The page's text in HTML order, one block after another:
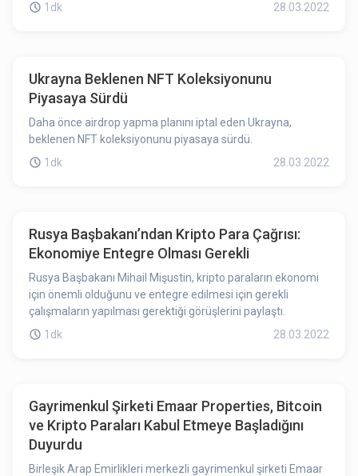
1dk
28.03.2022
Ukrayna Beklenen NFT Koleksiyonunu
Piyasaya Sürdü
Daha önce airdrop yapma planını iptal eden Ukrayna,
beklenen NFT koleksiyonunu piyasaya sürdü.
1dk
28.03.2022
Rusya Başbakanı’ndan Kripto Para Çağrısı:
Ekonomiye Entegre Olması Gerekli
Rusya Başbakanı Mihail Mişustin, kripto paraların ekonomi
için önemli olduğunu ve entegre edilmesi için gerekli
çalışmaların yapılması gerektiği görüşlerini paylaştı.
1dk
28.03.2022
Gayrimenkul Şirketi Emaar Properties, Bitcoin
ve Kripto Paraları Kabul Etmeye Başladığını
Duyurdu
Birleşik Arap Emirlikleri merkezli gayrimenkul şirketi Emaar